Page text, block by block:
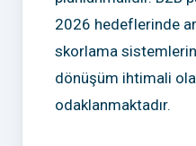
2026 hedeflerinde
skorlama
dönüşüm ihtimali
odaklanmaktadır.